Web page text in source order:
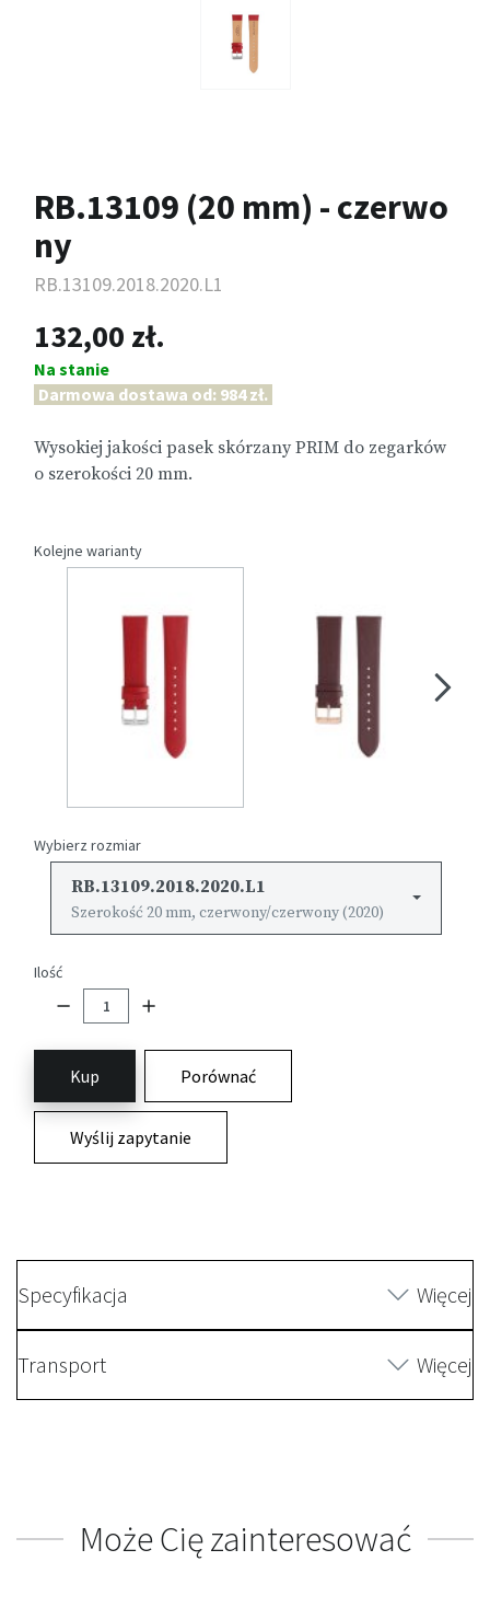
RB.13109 (20 mm) - czerwo
ny
RB.13109.2018.2020.L1
132,00 zł.
Na stanie
Darmowa dostawa od: 984 zł.
Wysokiej jakości pasek skórzany PRIM do zegarków
o szerokości 20 mm.
Kolejne warianty
Wybierz rozmiar
RB.13109.2018.2020.L1
Szerokość 20 mm, czerwony/czerwony (2020)
Ilość
Kup Porównać
Wyślij zapytanie
Specyfikacja Więcej
Transport Więcej
Może Cię zainteresować